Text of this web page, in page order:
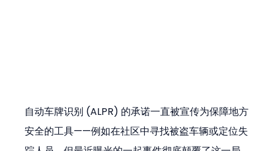
自动车牌识别 (ALPR) 的承诺一直被宣传为保障地方
安全的工具——例如在社区中寻找被盗车辆或定位失